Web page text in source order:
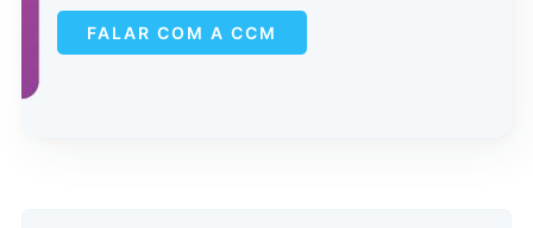
FALAR COM A CCM